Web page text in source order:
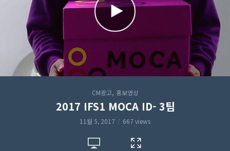
CM광고, 홍보영상
2017 IFS1 MOCA ID- 3팀
11월 5, 2017 667 views